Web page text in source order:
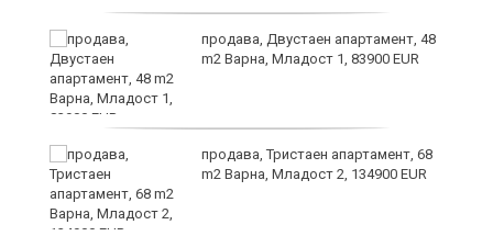
продава, Двустаен апартамент, 48
m2 Варна, Младост 1, 83900 EUR
продава, Тристаен апартамент, 68
m2 Варна, Младост 2, 134900 EUR